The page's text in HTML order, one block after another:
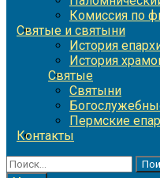
Комиссия по
Святые и святыни
История
История
Святые
Святыни
Пермские
Контакты
Найти: